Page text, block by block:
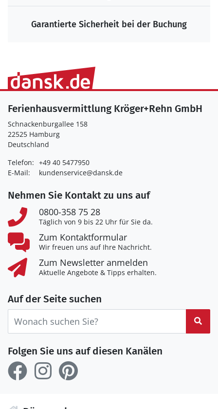
Garantierte Sicherheit bei der Buchung
Ferienhausvermittlung Kröger+Rehn GmbH
Schnackenburgallee 158
22525 Hamburg
Deutschland
Telefon: +49 40 5477950
E-Mail:
kundenservice@dansk.de
Nehmen Sie Kontakt zu uns auf
0800-358 75 28
Täglich von 9 bis 22 Uhr für Sie da.
Zum Kontaktformular
Wir freuen uns auf Ihre Nachricht.
Zum Newsletter anmelden
Aktuelle Angebote & Tipps erhalten.
Auf der Seite suchen
Folgen Sie uns auf diesen Kanälen